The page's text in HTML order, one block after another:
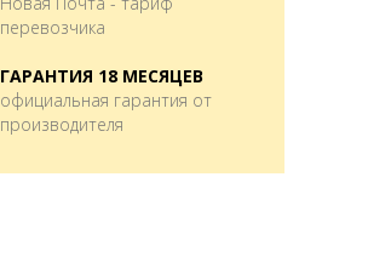
перевозчика
ГАРАНТИЯ 18 МЕСЯЦЕВ
официальная гарантия от
производителя